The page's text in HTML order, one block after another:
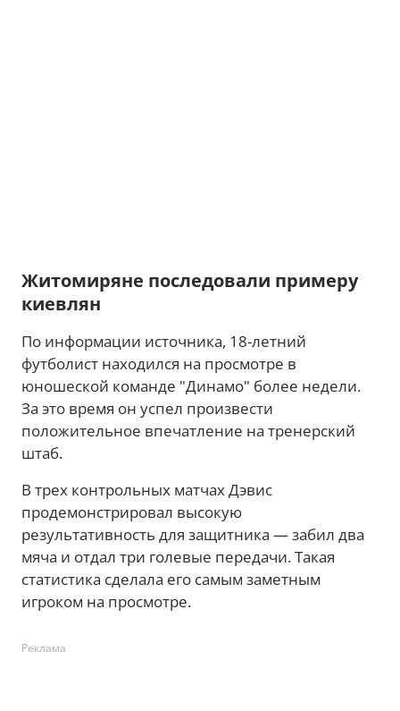
Житомиряне последовали примеру
киевлян
По информации источника, 18-летний
футболист находился на просмотре в
юношеской команде "Динамо" более недели.
За это время он успел произвести
положительное впечатление на тренерский
штаб.
В трех контрольных матчах Дэвис
продемонстрировал высокую
результативность для защитника — забил два
мяча и отдал три голевые передачи. Такая
статистика сделала его самым заметным
игроком на просмотре.
Реклама